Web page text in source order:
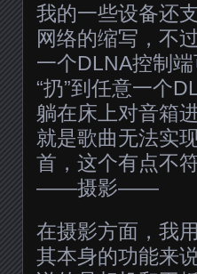
我的一些设备还
网络的缩写，不
一个DLNA控制
“扔”到任意一个
躺在床上对音箱
就是歌曲无法实
首，这个有点不
——摄影——
在摄影方面，我
其本身的功能来